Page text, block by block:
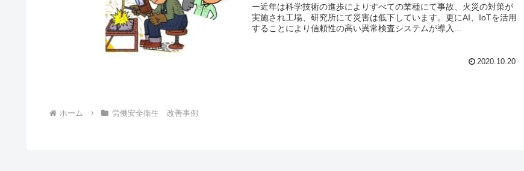
ー近年は科学技術の進歩によりすべての業種にて事故、火災の対策が
実施され工場、研究所にて災害は低下しています。更にAI、IoTを活用
することにより信頼性の高い異常検査システムが導入...
2020.10.20
ホーム 労働安全衛生 改善事例